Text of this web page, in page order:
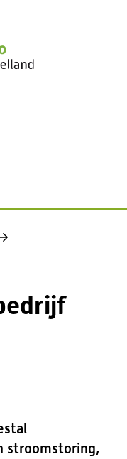
stroomstoring,